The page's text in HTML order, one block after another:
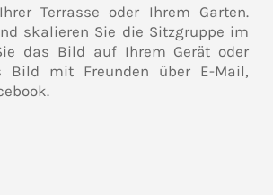
Terrasse oder Ihrem Garten.
skalieren Sie die Sitzgruppe im
das Bild auf Ihrem Gerät oder
Bild mit Freunden über E-Mail,